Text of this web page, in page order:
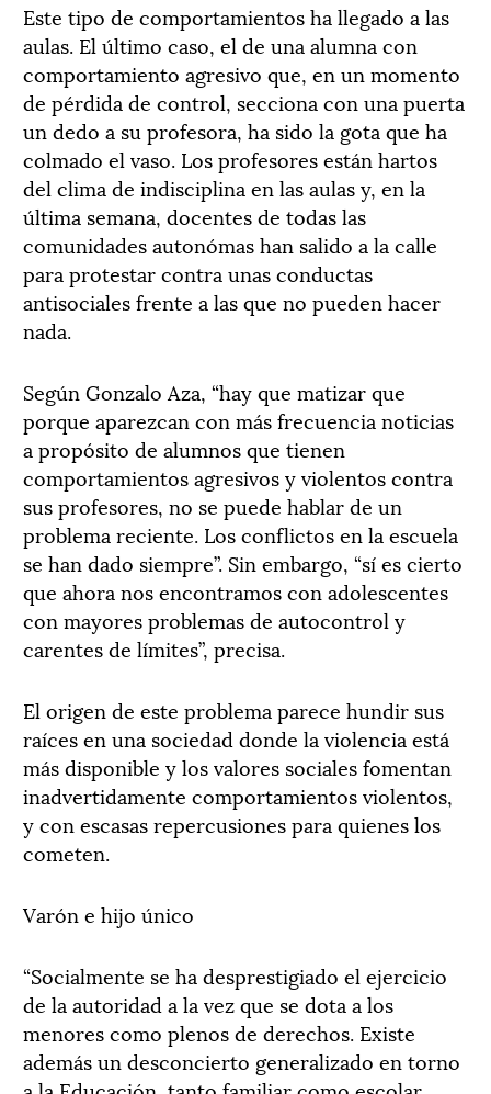
Este tipo de comportamientos ha llegado a las
aulas. El último caso, el de una alumna con
comportamiento agresivo que, en un momento
de pérdida de control, secciona con una puerta
un dedo a su profesora, ha sido la gota que ha
colmado el vaso. Los profesores están hartos
del clima de indisciplina en las aulas y, en la
última semana, docentes de todas las
comunidades autonómas han salido a la calle
para protestar contra unas conductas
antisociales frente a las que no pueden hacer
nada.
Según Gonzalo Aza, “hay que matizar que
porque aparezcan con más frecuencia noticias
a propósito de alumnos que tienen
comportamientos agresivos y violentos contra
sus profesores, no se puede hablar de un
problema reciente. Los conflictos en la escuela
se han dado siempre”. Sin embargo, “sí es cierto
que ahora nos encontramos con adolescentes
con mayores problemas de autocontrol y
carentes de límites”, precisa.
El origen de este problema parece hundir sus
raíces en una sociedad donde la violencia está
más disponible y los valores sociales fomentan
inadvertidamente comportamientos violentos,
y con escasas repercusiones para quienes los
cometen.
Varón e hijo único
“Socialmente se ha desprestigiado el ejercicio
de la autoridad a la vez que se dota a los
menores como plenos de derechos. Existe
además un desconcierto generalizado en torno